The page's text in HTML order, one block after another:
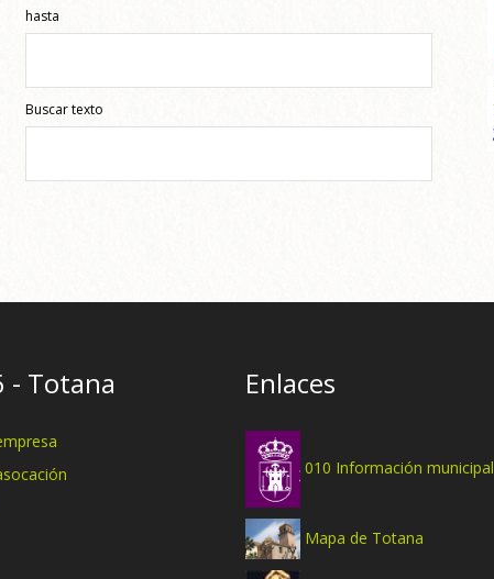
hasta
Buscar texto
- Totana Enlaces
010 Información municipal
Mapa de Totana